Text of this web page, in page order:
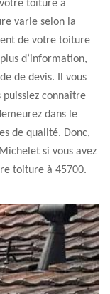
toiture à
varie selon la
de votre toiture
d’information,
de devis. Il vous
connaître
dans le
de qualité. Donc,
si vous avez
toiture à 45700.